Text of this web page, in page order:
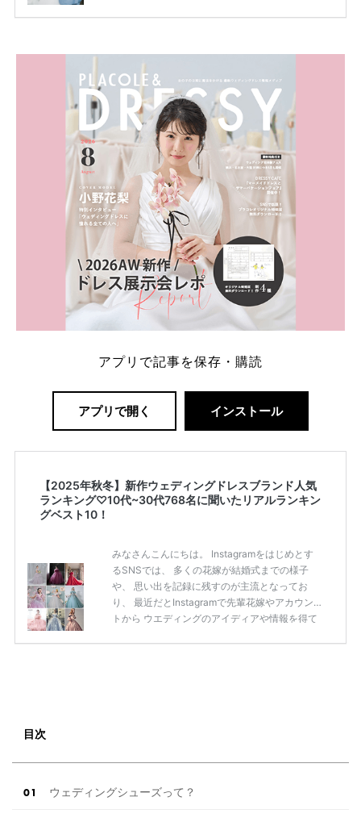
ため、比較せずに選ぶと損をしてしまうことも……。
内容：特典金額・条件・応募方法・注意点 「どこが
一番お得？」「プラコレの特典は？」といった疑問も
解決します。 まずは診断で候補を絞れる「ウェディ
ング診断」か、体験型 […]
続きを読む
アプリで記事を保存・購読
アプリで開く インストール
【2025年秋冬】新作ウェディングドレスブランド人気
ランキング♡10代~30代768名に聞いたリアルランキン
グベスト10！
みなさんこんにちは。 Instagramをはじめとす
るSNSでは、 多くの花嫁が結婚式までの様子
や、 思い出を記録に残すのが主流となってお
り、 最近だとInstagramで先輩花嫁やアカウン
トから ウエディングのアイディアや情報を得て
目次
ウェディングシューズって？